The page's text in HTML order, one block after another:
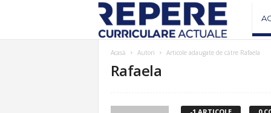
i
Acasă Autori Articole adaugate de către Rafaela
Rafaela